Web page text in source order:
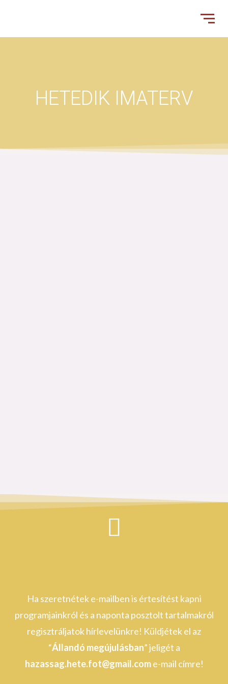
HETEDIK IMATERV
Ha szeretnétek e-mailben is értesítést kapni
programjainkról és a naponta posztolt tartalmakról
regisztráljatok hírlevelünkre! Küldjétek el az
“Állandó megújulásban” jeligét a
hazassag.hete.fot@gmail.come-mail címre!